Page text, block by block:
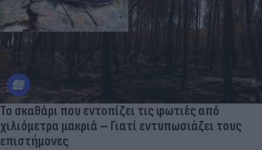
Το σκαθάρι που εντοπίζει τις φωτιές από
χιλιόμετρα μακριά – Γιατί εντυπωσιάζει τους
επιστήμονες